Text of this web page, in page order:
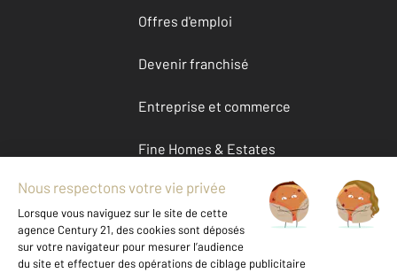
Offres d'emploi
Devenir franchisé
Entreprise et commerce
Fine Homes & Estates
À propos
International